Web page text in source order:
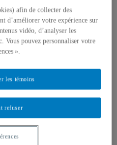
afin de collecter des
d’améliorer votre expérience sur
vidéo, d’analyser les
Vous pouvez personnaliser votre
».
refuser
les témoins